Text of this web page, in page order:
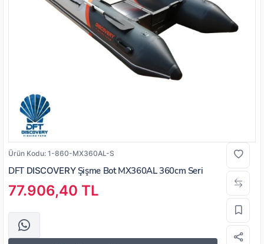
Ürün Kodu: 1-860-MX360AL-S
DFT DISCOVERYŞişme Bot MX360AL 360cm Seri
77.906,40 TL